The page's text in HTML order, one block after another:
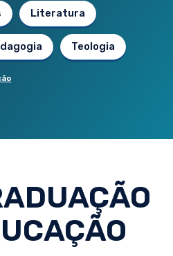
Literatura
Teologia